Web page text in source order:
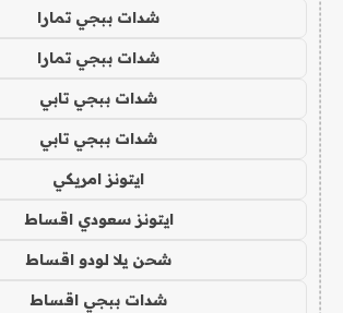
شدات ببجي تمارا
شدات ببجي تمارا
شدات ببجي تابي
شدات ببجي تابي
ايتونز امريكي
ايتونز سعودي اقساط
شحن يلا لودو اقساط
شدات ببجي اقساط